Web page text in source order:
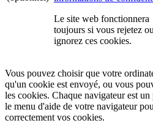
Le site web fonctionnera
toujours si vous rejetez ou
ignorez ces cookies.
Vous pouvez choisir que votre
qu'un cookie est envoyé, ou vous
les cookies. Chaque navigateur est
le menu d'aide de votre navigateur
correctement vos cookies.